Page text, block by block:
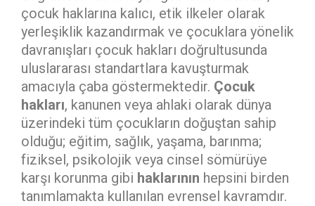
çocuk haklarına kalıcı, etik ilkeler olarak
yerleşiklik kazandırmak ve çocuklara yönelik
davranışları çocuk hakları doğrultusunda
uluslararası standartlara kavuşturmak
amacıyla çaba göstermektedir. Çocuk
hakları, kanunen veya ahlaki olarak dünya
üzerindeki tüm çocukların doğuştan sahip
olduğu; eğitim, sağlık, yaşama, barınma;
fiziksel, psikolojik veya cinsel sömürüye
karşı korunma gibi haklarının hepsini birden
tanımlamakta kullanılan evrensel kavramdır.